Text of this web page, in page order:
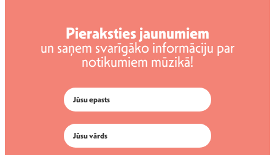
Pieraksties jaunumiem
un saņem svarīgāko informāciju par
notikumiem mūzikā!